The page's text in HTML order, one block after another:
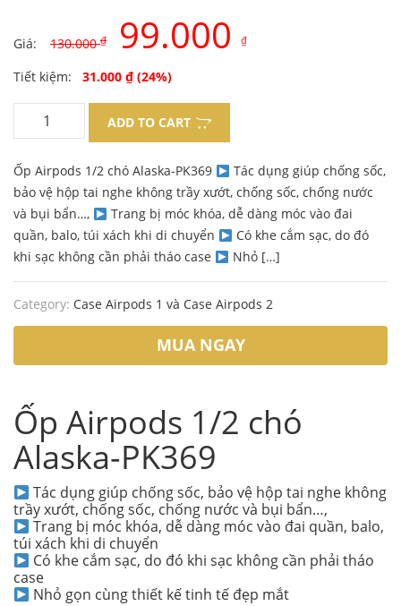
Giá: 130.000₫
Original
price
was:
130.000 ₫.
99.000 ₫
Current
price
is:
99.000 ₫.
Tiết kiệm: 31.000 ₫ (24%)
ADD TO CART
Ốp Airpods 1/2 chó Alaska-PK369
Tác dụng giúp chống sốc,
bảo vệ hộp tai nghe không trầy xướt, chống sốc, chống nước
và bụi bẩn…,
Trang bị móc khóa, dễ dàng móc vào đai
quần, balo, túi xách khi di chuyển
Có khe cắm sạc, do đó
khi sạc không cần phải tháo case
Nhỏ […]
Category: Case Airpods 1 và Case Airpods 2
MUA NGAY
Ốp Airpods 1/2 chó
Alaska-PK369
Tác dụng giúp chống sốc, bảo vệ hộp tai nghe không
trầy xướt, chống sốc, chống nước và bụi bẩn…,
Trang bị móc khóa, dễ dàng móc vào đai quần, balo,
túi xách khi di chuyển
Có khe cắm sạc, do đó khi sạc không cần phải tháo
case
Nhỏ gọn cùng thiết kế tinh tế đẹp mắt